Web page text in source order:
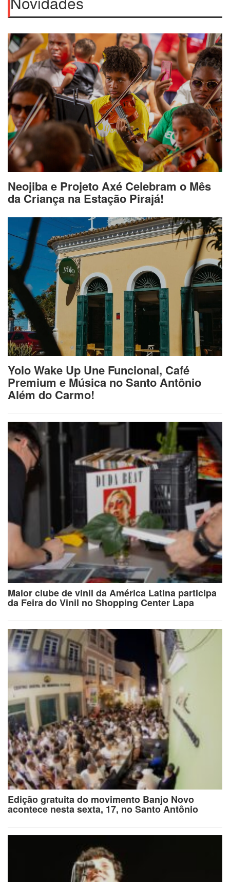
Neojiba e Projeto Axé Celebram o Mês
da Criança na Estação Pirajá!
Yolo Wake Up Une Funcional, Café
Premium e Música no Santo Antônio
Além do Carmo!
Maior clube de vinil da América Latina participa
da Feira do Vinil no Shopping Center Lapa
Edição gratuita do movimento Banjo Novo
acontece nesta sexta, 17, no Santo Antônio